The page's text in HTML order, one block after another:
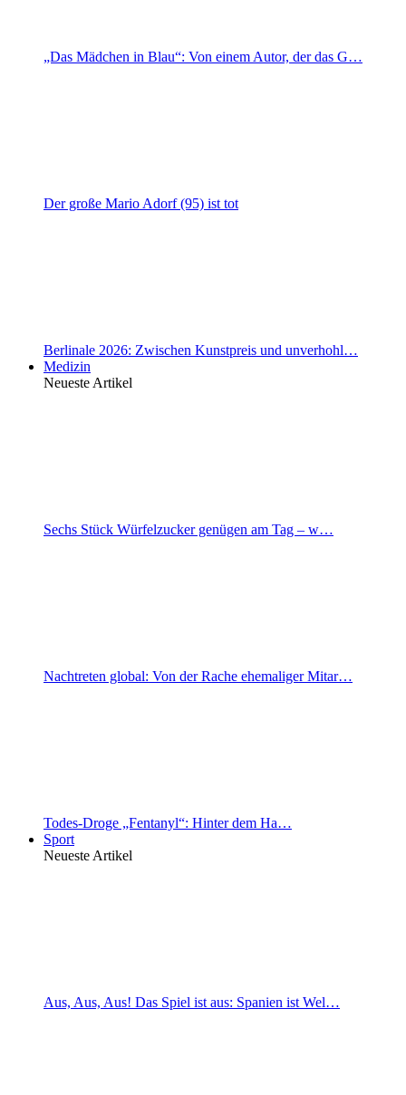
„Das Mädchen in Blau“: Von einem Autor, der das G…
Der große Mario Adorf (95) ist tot
Berlinale 2026: Zwischen Kunstpreis und unverhohl…
Medizin
Neueste Artikel
Sechs Stück Würfelzucker genügen am Tag – w…
Nachtreten global: Von der Rache ehemaliger Mitar…
Todes-Droge „Fentanyl“: Hinter dem Ha…
Sport
Neueste Artikel
Aus, Aus, Aus! Das Spiel ist aus: Spanien ist Wel…